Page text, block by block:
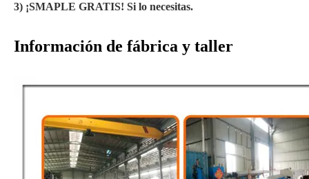
3) ¡SMAPLE GRATIS! Si lo necesitas.
Información de fábrica y taller